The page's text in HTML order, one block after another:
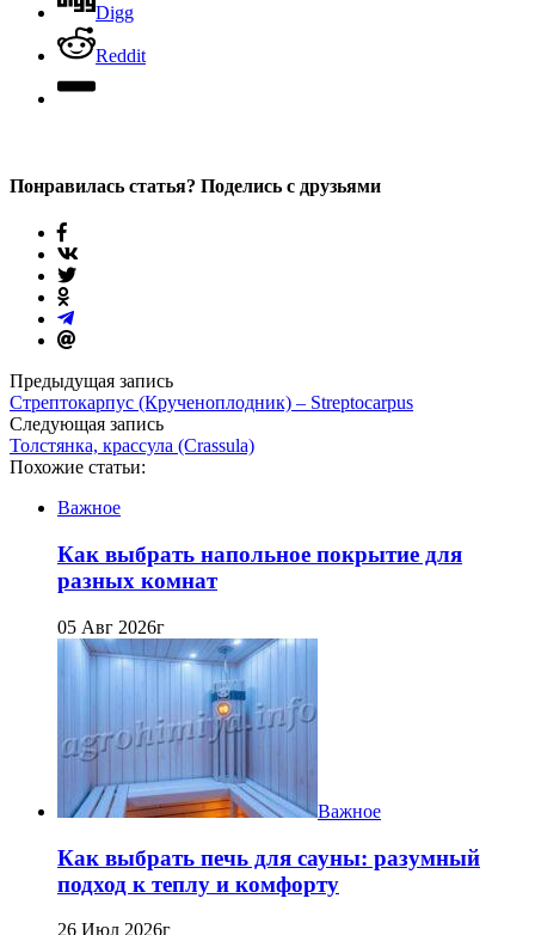
Digg
Reddit
Понравилась статья? Поделись с друзьями
Предыдущая запись
Стрептокарпус (Крученоплодник) – Streptocarpus
Следующая запись
Толстянка, крассула (Crassula)
Похожие статьи:
Важное
Как выбрать напольное покрытие для
разных комнат
05 Авг 2026г
Важное
Как выбрать печь для сауны: разумный
подход к теплу и комфорту
26 Июл 2026г